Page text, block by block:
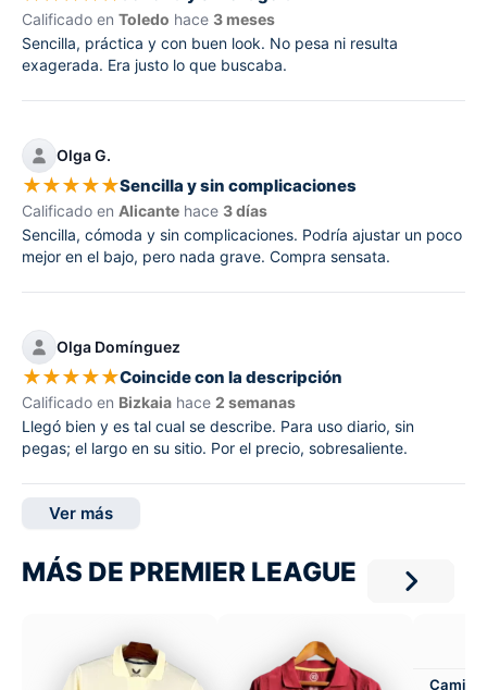
Calificado en Toledo hace 3 meses
Sencilla, práctica y con buen look. No pesa ni resulta
exagerada. Era justo lo que buscaba.
Olga G.
★★★★★Sencilla y sin complicaciones
Calificado en Alicante hace 3 días
Sencilla, cómoda y sin complicaciones. Podría ajustar un poco
mejor en el bajo, pero nada grave. Compra sensata.
Olga Domínguez
★★★★★Coincide con la descripción
Calificado en Bizkaia hace 2 semanas
Llegó bien y es tal cual se describe. Para uso diario, sin
pegas; el largo en su sitio. Por el precio, sobresaliente.
Ver más
MÁS DE PREMIER LEAGUE